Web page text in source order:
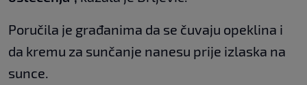
Poručila je građanima da se čuvaju opeklina i
da kremu za sunčanje nanesu prije izlaska na
sunce.